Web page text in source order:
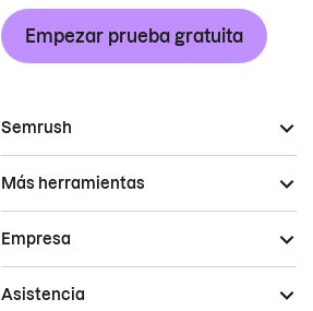
Empezar prueba gratuita
Semrush
Más herramientas
Empresa
Asistencia